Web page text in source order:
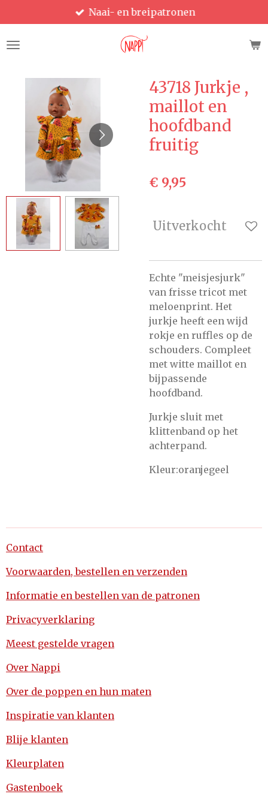
direct
naar
Naai- en breipatronen
43718 Jurkje ,
maillot en
hoofdband
fruitig
€ 9,95
Uitverkocht
Echte "meisjesjurk"
van frisse tricot met
meloenprint. Het
jurkje heeft een wijd
rokje en ruffles op de
schouders. Compleet
met witte maillot en
bijpassende
hoofdband.
Jurkje sluit met
klittenband op het
achterpand.
Kleur:oranjegeel
Contact
Voorwaarden, bestellen en verzenden
Informatie en bestellen van de patronen
Privacyverklaring
Meest gestelde vragen
Over Nappi
Over de poppen en hun maten
Inspiratie van klanten
Blije klanten
Kleurplaten
Gastenboek